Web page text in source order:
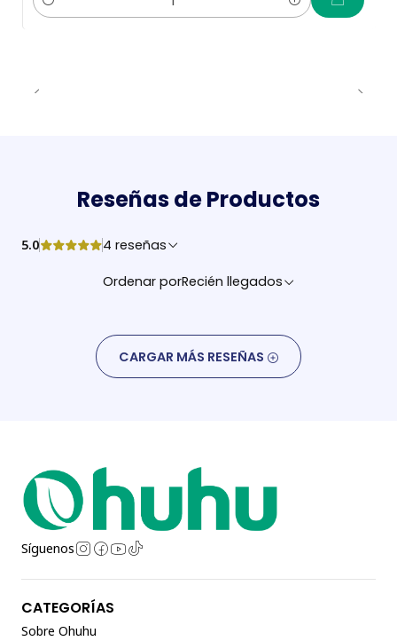
Cantidad
Reseñas de Productos
5.0 4 reseñas
Ordenar porRecién llegados
CARGAR MÁS RESEÑAS
Síguenos
CATEGORÍAS
Sobre Ohuhu